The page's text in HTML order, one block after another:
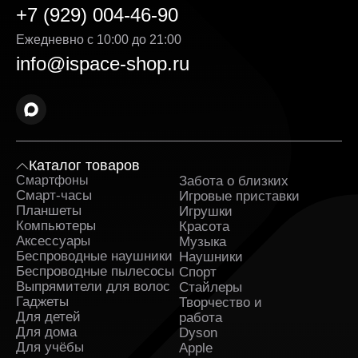
Выгодная стоимость без скрытых доплат. Цена
PowerBank MagSafe указанная на сайте,
является окончательной — без навязанных услуг
и дополнительных комиссий. Мы делаем всё,
чтобы каждая покупка была действительно
документы.
Оперативная доставка PowerBank MagSafe в
Железногорске и полное сопровождение заказа.
Заявка обрабатывается сразу после
оформления и быстро передаётся в службу,
которая занимается доставкой. На каждом этапе
вы получаете уведомления и можете
отслеживать путь заказа.
Поддержка клиентов и бонусные предложения.
Служба поддержки работает ежедневно и
помогает решить любые вопросы до и после
покупки. Постоянным клиентам доступны
+7 (929) 004-46-90
Ежедневно с 10:00 до 21:00
info@ispace-shop.ru
Каталог товаров
Смартфоны
Смарт-часы
Планшеты
Компьютеры
Аксессуары
Беспроводные наушники
Беспроводные пылесосы
Выпрямители для волос
Гаджеты
Для детей
Для дома
Для учёбы
Забота о близких
Игровые приставки
Игрушки
Красота
Музыка
Наушники
Спорт
Стайлеры
Творчество и
работа
Dyson
Apple